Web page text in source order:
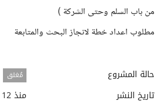
من باب السلم وحتى الشركة )
مطلوب اعداد خطة لانجاز البحث والمتابعة
حالة المشروع مُغلق
تاريخ النشر
منذ 12 شهرا